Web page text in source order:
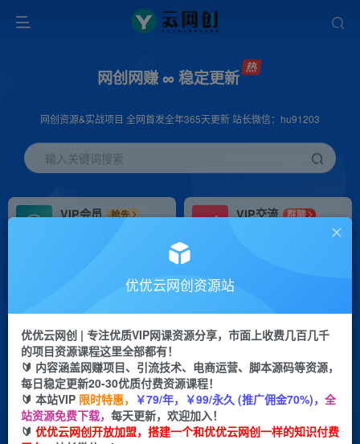
网创网赚 ∞ 稳定更新
网创资源&实战项目 全网首发全年365天更新 站长微信：hu91203
输入关键词搜索
VIP会员
抢先
VIP交流
群聊
研究探讨更多创业项目路子。
会员专属推广链接
挂机 项目
脚本卡密
APP下载
GO
首页 创业课程 会员免费 正文
最新暴力起号方式，利用AI一键生成科目三跳舞视
优优云网创资源站
优优云网创 | 专注优质VIP网课资源分享，市面上收费几百几千
的项目资源课程这里全部都有！
🔰 内容涵盖网赚项目、引流技术、电商运营、脚本源码等资源，
每日稳定更新20-30优质付费资源课程！
🔰 本站VIP 限时特惠， ￥79/年，￥99/永久 (推广佣金70%)， 全
站资源免费下载， 每天更新，欢迎加入！
🔰 优优云网创开放加盟，搭建一个和优优云网创一样的知识付费